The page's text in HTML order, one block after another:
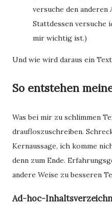
versuche den
Stattdessen versuche
mir wichtig ist.)
Und wie wird daraus ein
So entstehen
Was bei mir zu schlimmen
draufloszuschreiben.
Kernaussage, ich komme
denn zum Ende.
andere Weise zu besseren
Ad-hoc-